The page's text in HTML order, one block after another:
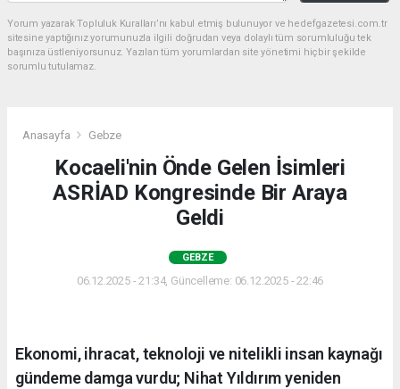
Yorum yazarak Topluluk Kuralları’nı kabul etmiş bulunuyor ve hedefgazetesi.com.tr
sitesine yaptığınız yorumunuzla ilgili doğrudan veya dolaylı tüm sorumluluğu tek
başınıza üstleniyorsunuz. Yazılan tüm yorumlardan site yönetimi hiçbir şekilde
sorumlu tutulamaz.
Anasayfa Gebze
Kocaeli'nin Önde Gelen İsimleri
ASRİAD Kongresinde Bir Araya
Geldi
GEBZE
06.12.2025 - 21:34, Güncelleme: 06.12.2025 - 22:46
Ekonomi, ihracat, teknoloji ve nitelikli insan kaynağı
gündeme damga vurdu; Nihat Yıldırım yeniden